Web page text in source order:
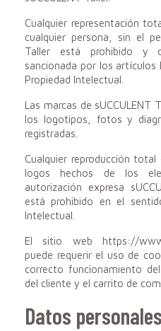
Cualquier representación
cualquier persona, sin el
Taller está prohibido y
sancionada por los
Propiedad Intelectual.
Las marcas de sUCCULENT
los logotipos, fotos y
registradas.
Cualquier reproducción
logos hechos de los
autorización expresa
está prohibido en el
Intelectual.
El sitio web https://
puede requerir el uso de
correcto funcionamiento
del cliente y el carrito de
Datos personales